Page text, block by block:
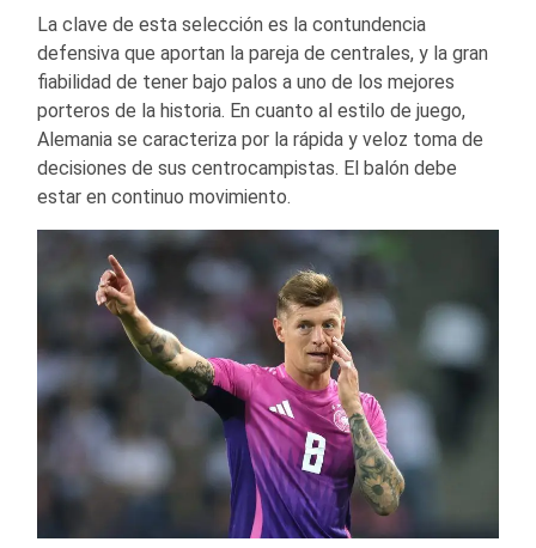
La clave de esta selección es la contundencia
defensiva que aportan la pareja de centrales, y la gran
fiabilidad de tener bajo palos a uno de los mejores
porteros de la historia. En cuanto al estilo de juego,
Alemania se caracteriza por la rápida y veloz toma de
decisiones de sus centrocampistas. El balón debe
estar en continuo movimiento.